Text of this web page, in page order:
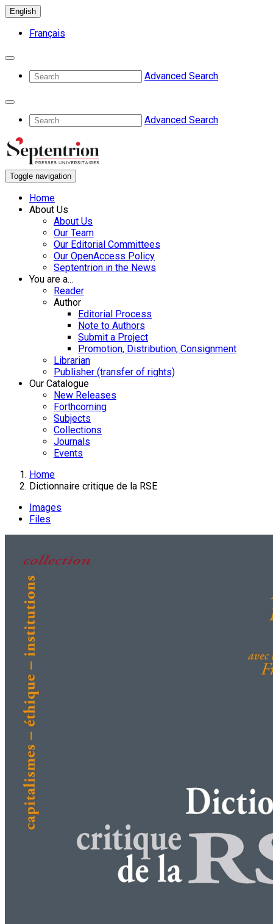
English
Français
Advanced Search
Advanced Search
Toggle navigation
Home
About Us
About Us
Our Team
Our Editorial Committees
Our OpenAccess Policy
Septentrion in the News
You are a...
Reader
Author
Editorial Process
Note to Authors
Submit a Project
Promotion, Distribution, Consignment
Librarian
Publisher (transfer of rights)
Our Catalogue
New Releases
Forthcoming
Subjects
Collections
Journals
Events
Home
Dictionnaire critique de la RSE
Images
Files